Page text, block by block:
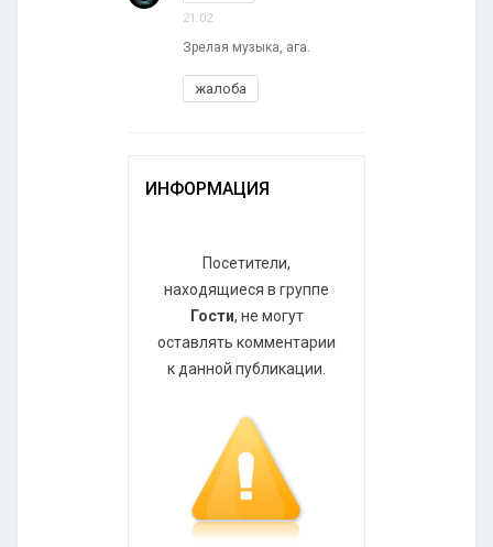
21:02
Зрелая музыка, ага.
жалоба
ИНФОРМАЦИЯ
Посетители,
находящиеся в группе
Гости, не могут
оставлять комментарии
к данной публикации.